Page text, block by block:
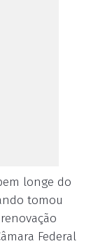
longe do
tomou
Federal